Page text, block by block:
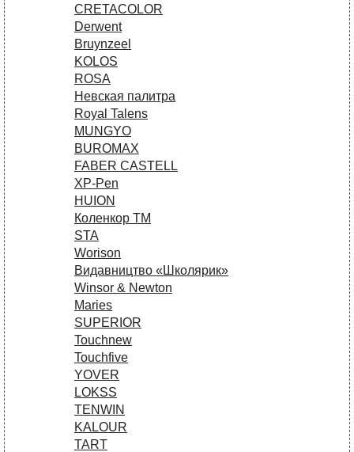
CRETACOLOR
Derwent
Bruynzeel
KOLOS
ROSA
Невская палитра
Royal Talens
MUNGYO
BUROMAX
FABER CASTELL
XP-Pen
HUION
Коленкор ТМ
STA
Worison
Видавництво «Школярик»
Winsor & Newton
Maries
SUPERIOR
Touchnew
Touchfive
YOVER
LOKSS
TENWIN
KALOUR
TART